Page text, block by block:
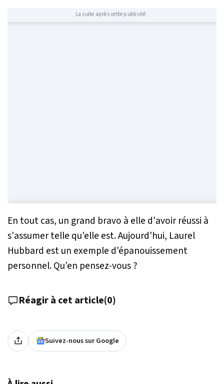
La suite après cette publicité
En tout cas, un grand bravo à elle d'avoir réussi à
s'assumer telle qu'elle est. Aujourd'hui, Laurel
Hubbard est un exemple d'épanouissement
personnel. Qu’en pensez-vous ?
Réagir à cet article(0)
Suivez-nous sur Google